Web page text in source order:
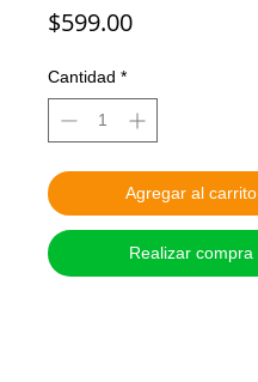
$599.00Precio
Cantidad *
Agregar al carrito
Realizar compra